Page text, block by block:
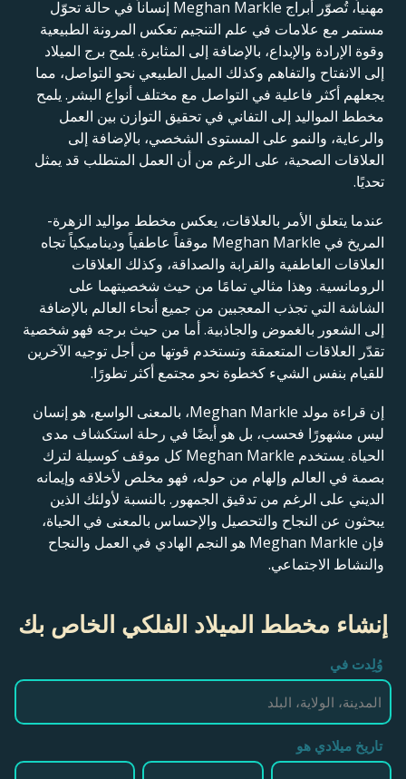
مهنياً، تُصوّر أبراج Meghan Markle إنساناً في حالة تحوّل
مستمر مع علامات في علم التنجيم تعكس المرونة الطبيعية
وقوة الإرادة والإبداع، بالإضافة إلى المثابرة. يلمح برج الميلاد
إلى الانفتاح والتفاهم وكذلك الميل الطبيعي نحو التواصل، مما
يجعلهم أكثر فاعلية في التواصل مع مختلف أنواع البشر. يلمح
مخطط المواليد إلى التفاني في تحقيق التوازن بين العمل
والرعاية، والنمو على المستوى الشخصي، بالإضافة إلى
العلاقات الصحية، على الرغم من أن العمل المتطلب قد يمثل
تحديًا.
عندما يتعلق الأمر بالعلاقات، يعكس مخطط مواليد الزهرة-
المريخ في Meghan Markle موقفاً عاطفياً وديناميكياً تجاه
العلاقات العاطفية والقرابة والصداقة، وكذلك العلاقات
الرومانسية. وهذا مثالي تمامًا من حيث شخصيتهما على
الشاشة التي تجذب المعجبين من جميع أنحاء العالم بالإضافة
إلى الشعور بالغموض والجاذبية. أما من حيث برجه فهو شخصية
تقدّر العلاقات المتعمقة وتستخدم قوتها من أجل توجيه الآخرين
للقيام بنفس الشيء كخطوة نحو مجتمع أكثر تطورًا.
إن قراءة مولد Meghan Markle، بالمعنى الواسع، هو إنسان
ليس مشهورًا فحسب، بل هو أيضًا في رحلة استكشاف مدى
الحياة. يستخدم Meghan Markle كل موقف كوسيلة لترك
بصمة في العالم وإلهام من حوله، فهو مخلص لأخلاقه وإيمانه
الديني على الرغم من تدقيق الجمهور. بالنسبة لأولئك الذين
يبحثون عن النجاح والتحصيل والإحساس بالمعنى في الحياة،
فإن Meghan Markle هو النجم الهادي في العمل والنجاح
والنشاط الاجتماعي.
إنشاء مخطط الميلاد الفلكي الخاص بك
وُلِدت في
تاريخ ميلادي هو